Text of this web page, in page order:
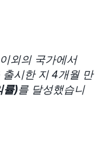
외의 국가에서
시한 지 4개월 만
률)를 달성했습니